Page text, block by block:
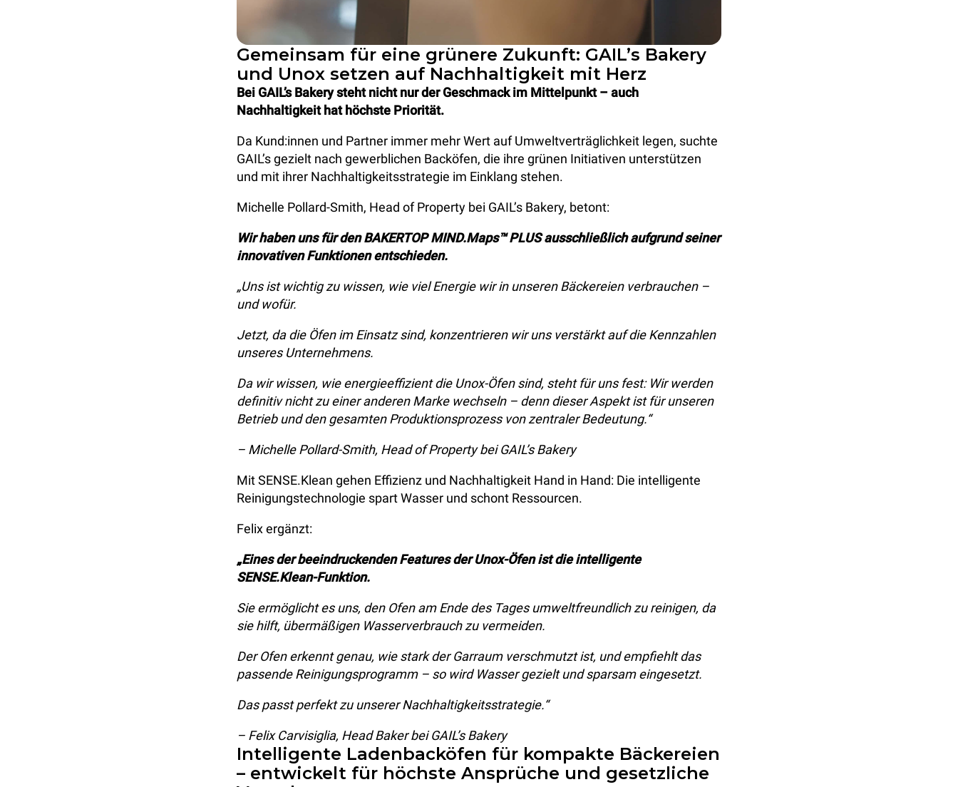
Gemeinsam für eine grünere Zukunft: GAIL’s Bakery
und Unox setzen auf Nachhaltigkeit mit Herz
Bei GAIL’s Bakery steht nicht nur der Geschmack im Mittelpunkt – auch
Nachhaltigkeit hat höchste Priorität.
Da Kund:innen und Partner immer mehr Wert auf Umweltverträglichkeit legen, suchte
GAIL’s gezielt nach gewerblichen Backöfen, die ihre grünen Initiativen unterstützen
und mit ihrer Nachhaltigkeitsstrategie im Einklang stehen.
Michelle Pollard-Smith, Head of Property bei GAIL’s Bakery, betont:
Wir haben uns für den BAKERTOP MIND.Maps™ PLUS ausschließlich aufgrund seiner
innovativen Funktionen entschieden.
„Uns ist wichtig zu wissen, wie viel Energie wir in unseren Bäckereien verbrauchen –
und wofür.
Jetzt, da die Öfen im Einsatz sind, konzentrieren wir uns verstärkt auf die Kennzahlen
unseres Unternehmens.
Da wir wissen, wie energieeffizient die Unox-Öfen sind, steht für uns fest: Wir werden
definitiv nicht zu einer anderen Marke wechseln – denn dieser Aspekt ist für unseren
Betrieb und den gesamten Produktionsprozess von zentraler Bedeutung.“
– Michelle Pollard-Smith, Head of Property bei GAIL’s Bakery
Mit SENSE.Klean gehen Effizienz und Nachhaltigkeit Hand in Hand: Die intelligente
Reinigungstechnologie spart Wasser und schont Ressourcen.
Felix ergänzt:
„Eines der beeindruckenden Features der Unox-Öfen ist die intelligente
SENSE.Klean-Funktion.
Sie ermöglicht es uns, den Ofen am Ende des Tages umweltfreundlich zu reinigen, da
sie hilft, übermäßigen Wasserverbrauch zu vermeiden.
Der Ofen erkennt genau, wie stark der Garraum verschmutzt ist, und empfiehlt das
passende Reinigungsprogramm – so wird Wasser gezielt und sparsam eingesetzt.
Das passt perfekt zu unserer Nachhaltigkeitsstrategie.“
– Felix Carvisiglia, Head Baker bei GAIL’s Bakery
Intelligente Ladenbacköfen für kompakte Bäckereien
– entwickelt für höchste Ansprüche und gesetzliche